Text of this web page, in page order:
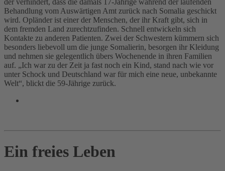
der verhindert, dass die damals 17‑Jährige während der laufenden
Behandlung vom Auswärtigen Amt zurück nach Somalia geschickt
wird. Opländer ist einer der Menschen, der ihr Kraft gibt, sich in
dem fremden Land zurechtzufinden. Schnell entwickeln sich
Kontakte zu anderen Patienten. Zwei der Schwestern kümmern sich
besonders liebevoll um die junge Somalierin, besorgen ihr Kleidung
und nehmen sie gelegentlich übers Wochenende in ihren Familien
auf. „Ich war zu der Zeit ja fast noch ein Kind, stand nach wie vor
unter Schock und Deutschland war für mich eine neue, unbekannte
Welt“, blickt die 59-Jährige zurück.
Ein freies Leben